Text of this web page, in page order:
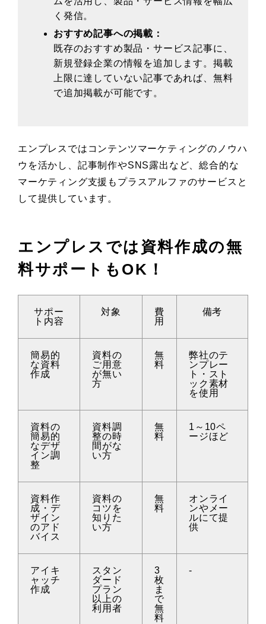
く発信。
おすすめ記事への掲載：
既存のおすすめ製品・サービス記事に、
新規登録企業の情報を追加します。掲載
上限に達していない記事であれば、無料
で追加掲載が可能です。
エンプレスではコンテンツマーケティングのノウハ
ウを活かし、記事制作やSNS露出など、総合的な
マーケティング支援もプラスアルファのサービスと
して提供しています。
エンプレスでは資料作成の無
料サポートもOK！
サポー
ト内容
対象
費
用
備考
簡易的
な資料
作成
資料の
ご用意
が無い
方
無
料
弊社のテ
ンプレー
ト・スト
ック素材
を使用
資料の
簡易的
なデザ
イン調
整
資料調
整の時
間がな
い方
無
料
1～10ペ
ージほど
資料作
成・デ
ザイン
のアド
バイス
資料の
コツを
知りた
い方
無
料
オンライ
ンやメー
ルにて提
供
アイキ
ャッチ
作成
スタン
ダード
プラン
以上の
利用者
3
枚
ま
で
無
料
-